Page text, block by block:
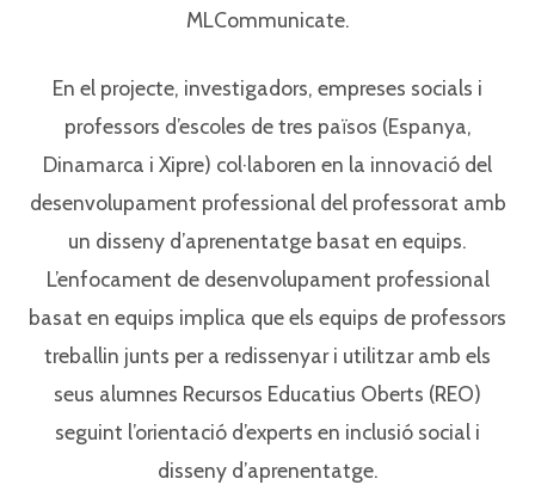
MLCommunicate.
En el projecte, investigadors, empreses socials i
professors d’escoles de tres països (Espanya,
Dinamarca i Xipre) col·laboren en la innovació del
desenvolupament professional del professorat amb
un disseny d’aprenentatge basat en equips.
L’enfocament de desenvolupament professional
basat en equips implica que els equips de professors
treballin junts per a redissenyar i utilitzar amb els
seus alumnes Recursos Educatius Oberts (REO)
seguint l’orientació d’experts en inclusió social i
disseny d’aprenentatge.